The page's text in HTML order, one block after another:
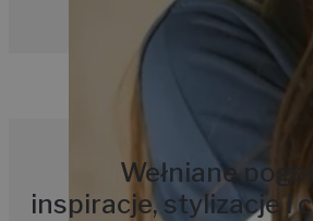
Wełniane
inspiracje, stylizacje i